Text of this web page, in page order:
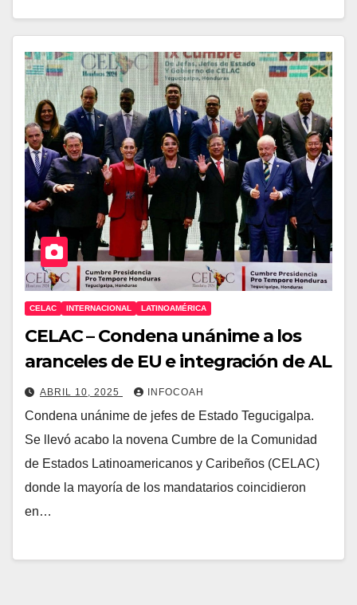
CELAC INTERNACIONAL LATINOAMÉRICA
CELAC – Condena unánime a los
aranceles de EU e integración de AL
ABRIL 10, 2025 INFOCOAH
Condena unánime de jefes de Estado Tegucigalpa.
Se llevó acabo la novena Cumbre de la Comunidad
de Estados Latinoamericanos y Caribeños (CELAC)
donde la mayoría de los mandatarios coincidieron
en…